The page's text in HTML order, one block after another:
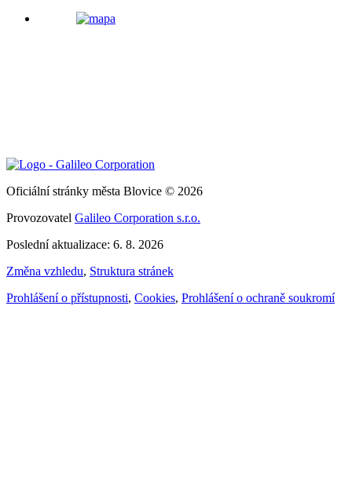
Oficiální stránky města Blovice © 2026
Provozovatel Galileo Corporation s.r.o.
Poslední aktualizace: 6. 8. 2026
Změna vzhledu, Struktura stránek
Prohlášení o přístupnosti, Cookies, Prohlášení o ochraně soukromí